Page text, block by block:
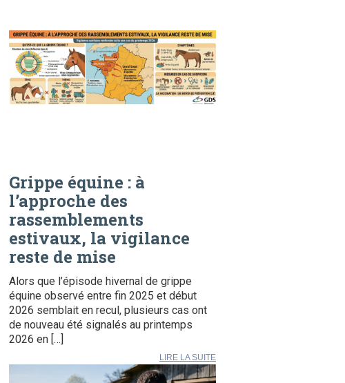
Grippe équine : à
l’approche des
rassemblements
estivaux, la vigilance
reste de mise
Alors que l’épisode hivernal de grippe
équine observé entre fin 2025 et début
2026 semblait en recul, plusieurs cas ont
de nouveau été signalés au printemps
2026 en […]
LIRE LA SUITE